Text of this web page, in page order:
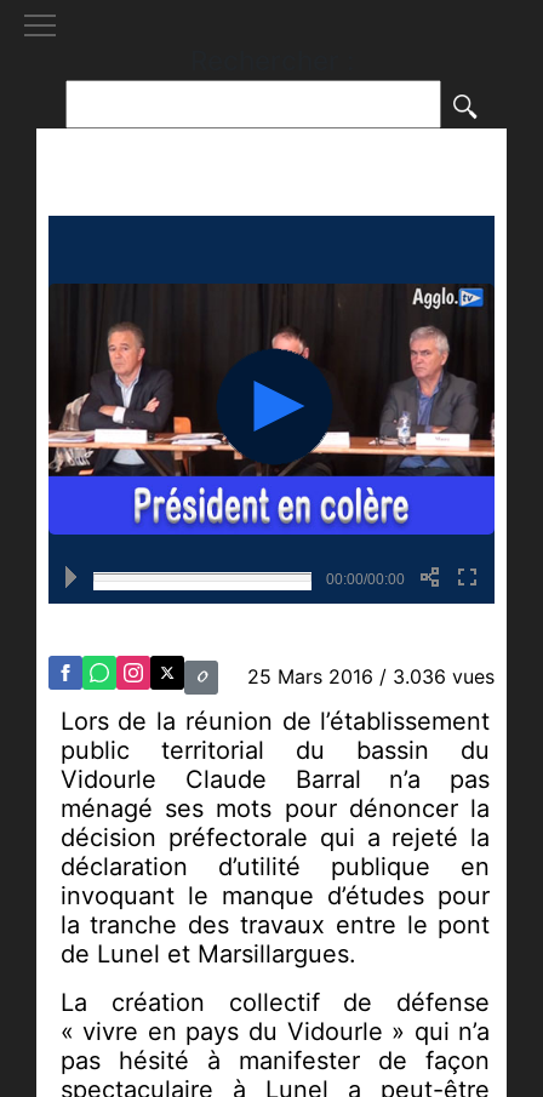
00:00/00:00
25 Mars 2016 / 3.036 vues
Lors de la réunion de l’établissement
public territorial du bassin du
Vidourle Claude Barral n’a pas
ménagé ses mots pour dénoncer la
décision préfectorale qui a rejeté la
déclaration d’utilité publique en
invoquant le manque d’études pour
la tranche des travaux entre le pont
de Lunel et Marsillargues.
La création collectif de défense
« vivre en pays du Vidourle » qui n’a
pas hésité à manifester de façon
spectaculaire à Lunel a peut-être